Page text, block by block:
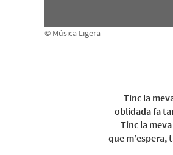
© Música Ligera
Tinc la
oblidada fa
Tinc la
que m’espera,